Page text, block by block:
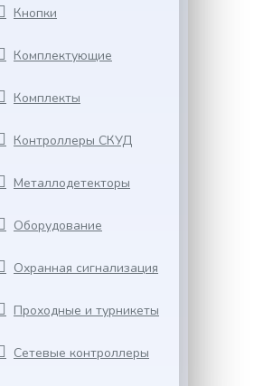
Кнопки
Комплектующие
Комплекты
Контроллеры СКУД
Металлодетекторы
Оборудование
Охранная сигнализация
Проходные и турникеты
Сетевые контроллеры